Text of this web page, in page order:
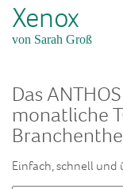
Xenox
von Sarah Groß
Das
monatliche
Einfach, schnell und